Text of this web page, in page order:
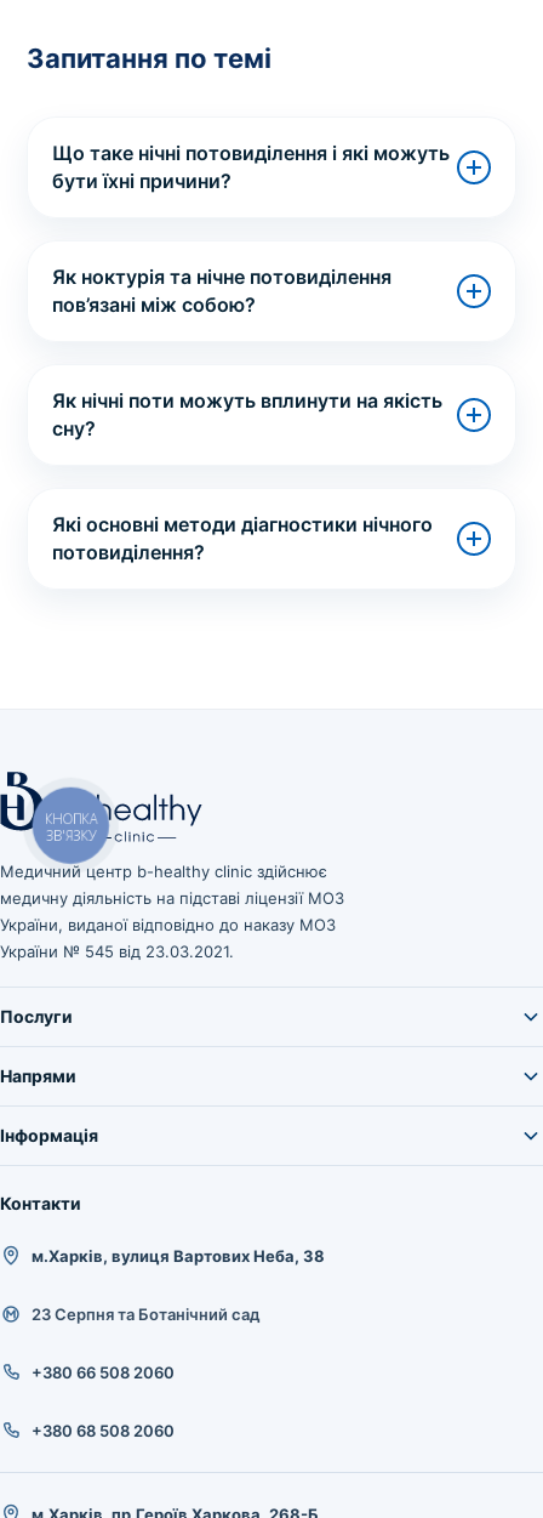
Запитання по темі
Що таке нічні потовиділення і які можуть
бути їхні причини?
Як ноктурія та нічне потовиділення
пов’язані між собою?
Як нічні поти можуть вплинути на якість
сну?
Які основні методи діагностики нічного
потовиділення?
Медичний центр b-healthy clinic здійснює
медичну діяльність на підставі ліцензії МОЗ
України, виданої відповідно до наказу МОЗ
України № 545 від 23.03.2021.
Послуги
Напрями
Інформація
Контакти
м.Харків, вулиця Вартових Неба, 38
23 Серпня та Ботанічний сад
+380 66 508 2060
+380 68 508 2060
м.Харків, пр.Героїв Харкова, 268-Б